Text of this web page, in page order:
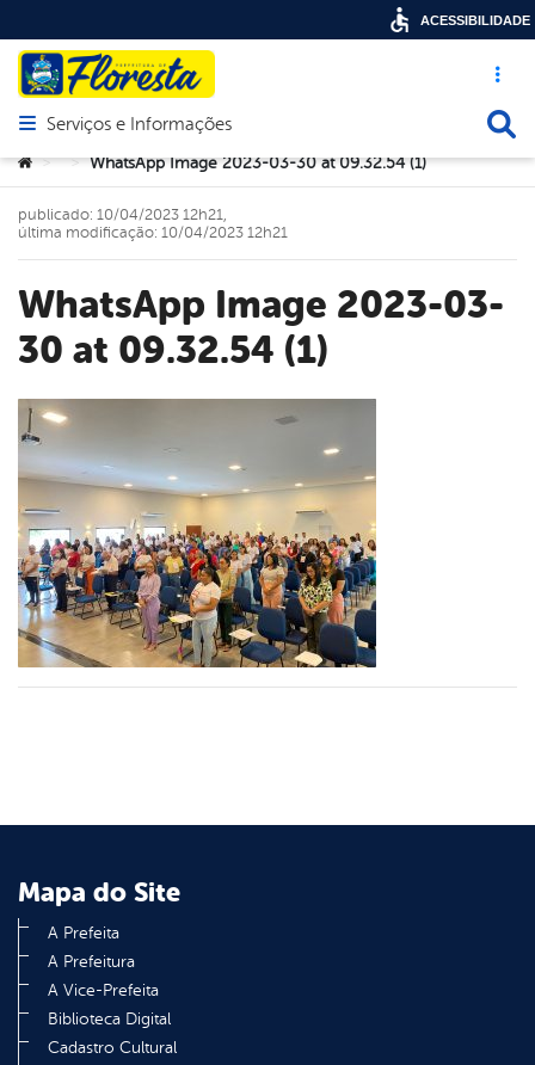
Acesso
Abrir menu principal de navegação
Serviços e Informações
Você está aqui:
> > WhatsApp Image 2023-03-30 at 09.32.54 (1)
WhatsApp Image 2023-03-
30 at 09.32.54 (1)
publicado: 10/04/2023 12h21,
última modificação: 10/04/2023 12h21
Mapa do Site
A Prefeita
A Prefeitura
A Vice-Prefeita
Biblioteca Digital
Cadastro Cultural
ACESSIBILIDADE